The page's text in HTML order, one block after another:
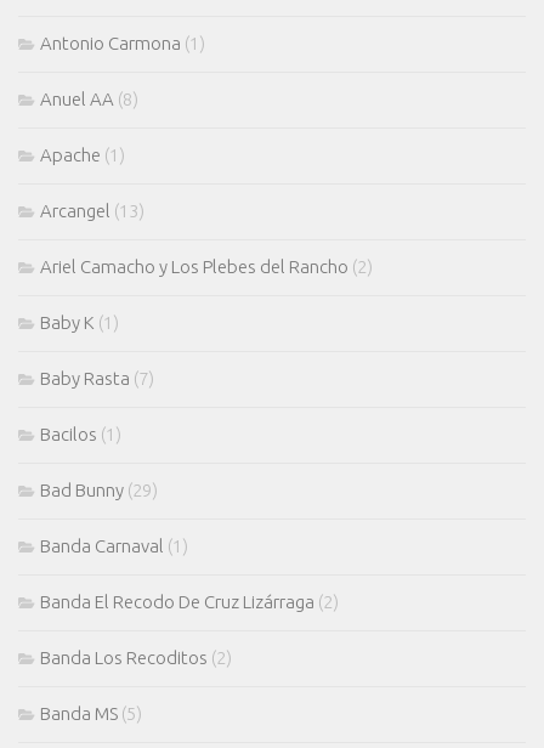
Antonio Carmona (1)
Anuel AA (8)
Apache (1)
Arcangel (13)
Ariel Camacho y Los Plebes del Rancho (2)
Baby K (1)
Baby Rasta (7)
Bacilos (1)
Bad Bunny (29)
Banda Carnaval (1)
Banda El Recodo De Cruz Lizárraga (2)
Banda Los Recoditos (2)
Banda MS (5)